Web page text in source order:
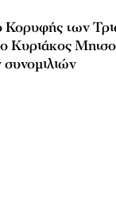
Κορυφής των
Κυριάκος
συνομιλιών